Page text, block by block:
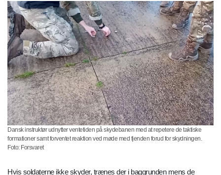
Dansk instruktør udnytter ventetiden på skydebanen med at repetere de taktiske
formationer samt forventet reaktion ved møde med fjenden forud for skydningen.
Foto: Forsvaret
Hvis soldaterne ikke skyder, trænes der i baggrunden mens de